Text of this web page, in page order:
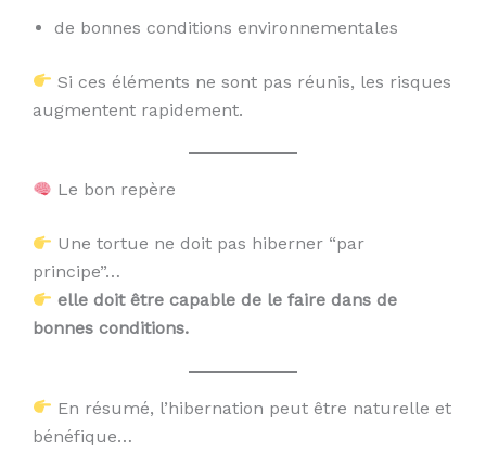
de bonnes conditions environnementales
Si ces éléments ne sont pas réunis, les risques
augmentent rapidement.
Le bon repère
Une tortue ne doit pas hiberner “par
principe”…
elle doit être capable de le faire dans de
bonnes conditions.
En résumé, l’hibernation peut être naturelle et
bénéfique…